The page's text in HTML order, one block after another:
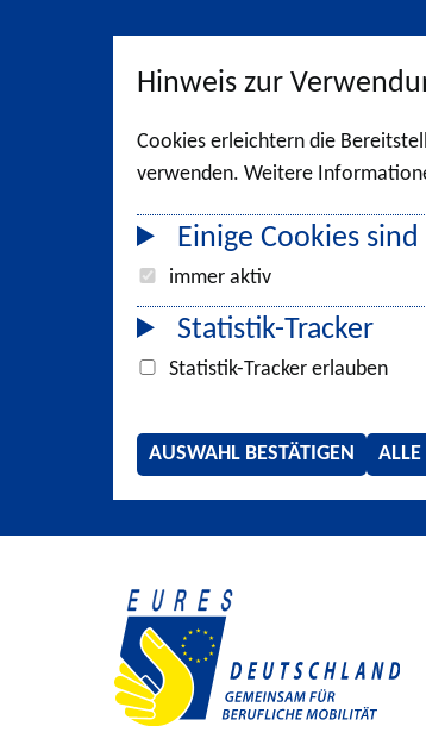
Hinweis zur
Cookies erleichtern die
verwenden. Weitere
Einige Cookies
immer aktiv
Statistik-Tracker
Statistik-Tracker erlauben
AUSWAHL BESTÄTIGEN